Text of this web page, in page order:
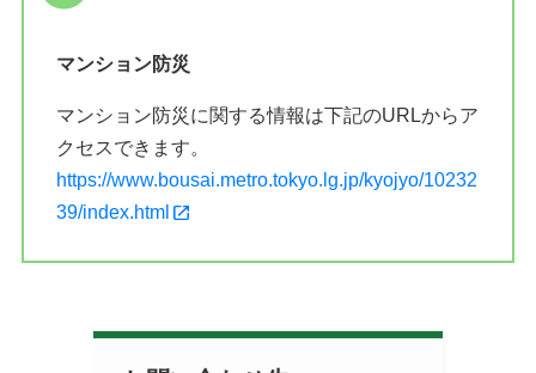
マンション防災
マンション防災に関する情報は下記のURLからア
クセスできます。
https://www.bousai.metro.tokyo.lg.jp/kyojyo/10232
39/index.html